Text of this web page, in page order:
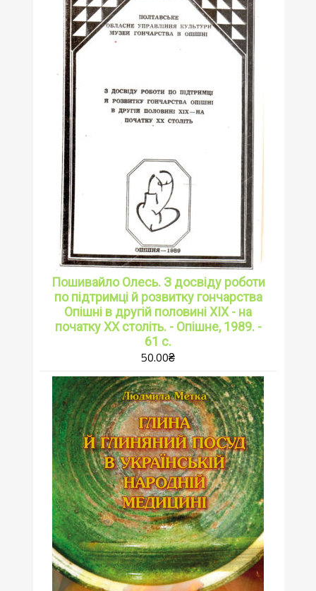
Пошивайло Олесь. З досвіду роботи
по підтримці й розвитку гончарства
Опішні в другій половині ХІХ - на
початку ХХ століть. - Опішне, 1989. -
61 с.
50.00₴